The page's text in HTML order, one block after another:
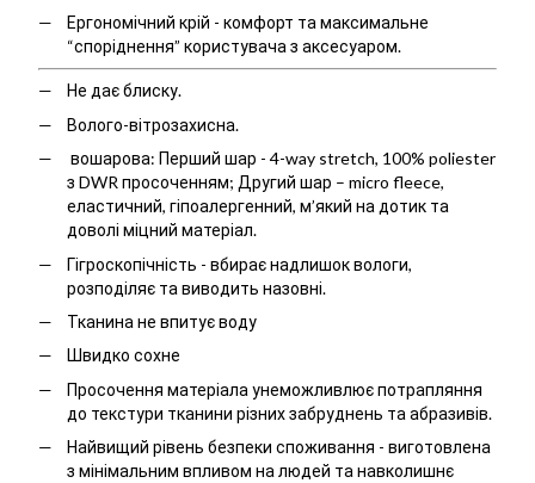
Ергономічний крій - комфорт та максимальне
“споріднення” користувача з аксесуаром.
Не дає блиску.
Волого-вітрозахисна.
вошарова: Перший шар - 4-way stretch, 100% poliester
з DWR просоченням; Другий шар – micro fleece,
еластичний, гіпоалергенний, м’який на дотик та
доволі міцний матеріал.
Гігроскопічність - вбирає надлишок вологи,
розподіляє та виводить назовні.
Тканина не впитує воду
Швидко сохне
Просочення матеріала унеможливлює потрапляння
до текстури тканини різних забруднень та абразивів.
Найвищий рівень безпеки споживання - виготовлена
з мінімальним впливом на людей та навколишнє